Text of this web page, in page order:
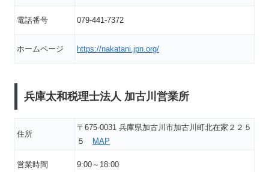
電話番号 079-441-7372
ホームページ https://nakatani.jpn.org/
兵庫太和税理士法人 加古川営業所
住所
〒675-0031 兵庫県加古川市加古川町北在家２２５
５
MAP
営業時間 9:00～18:00